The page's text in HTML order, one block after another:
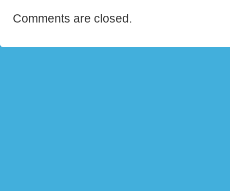
Comments are closed.